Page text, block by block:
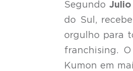
Segundo Julio
do Sul,
orgulho para
franchising.
Kumon em